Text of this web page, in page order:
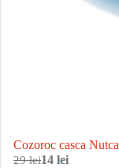
Cozoroc casca
29 lei14 lei